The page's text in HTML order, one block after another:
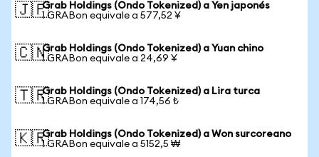
🇯🇵Grab Holdings (Ondo Tokenized) a Yen japonés
1 GRABon equivale a 577,52 ¥
🇨🇳Grab Holdings (Ondo Tokenized) a Yuan chino
1 GRABon equivale a 24,69 ¥
🇹🇷Grab Holdings (Ondo Tokenized) a Lira turca
1 GRABon equivale a 174,56 ₺
🇰🇷Grab Holdings (Ondo Tokenized) a Won surcoreano
1 GRABon equivale a 5152,5 ₩